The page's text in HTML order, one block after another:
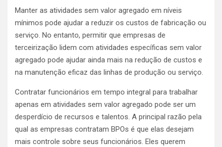
Manter as atividades sem valor agregado em níveis
mínimos pode ajudar a reduzir os custos de fabricação ou
serviço. No entanto, permitir que empresas de
terceirização lidem com atividades específicas sem valor
agregado pode ajudar ainda mais na redução de custos e
na manutenção eficaz das linhas de produção ou serviço.
Contratar funcionários em tempo integral para trabalhar
apenas em atividades sem valor agregado pode ser um
desperdício de recursos e talentos. A principal razão pela
qual as empresas contratam BPOs é que elas desejam
mais controle sobre seus funcionários. Eles querem